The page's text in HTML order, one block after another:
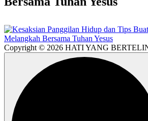
Copyright © 2026 HATI YANG